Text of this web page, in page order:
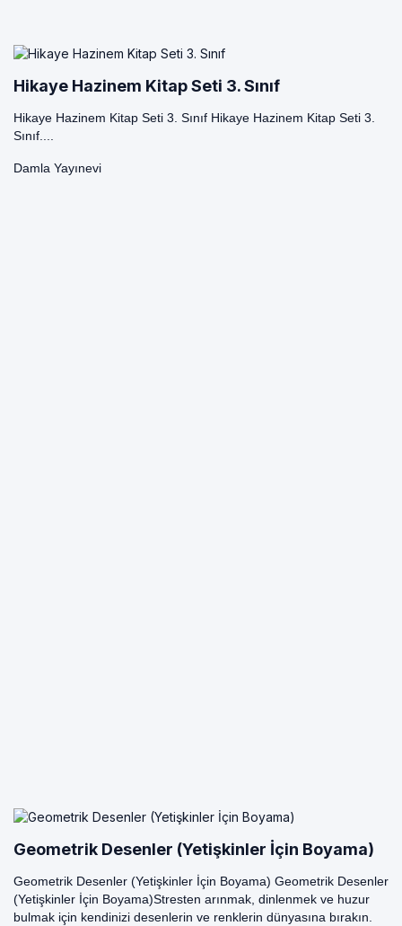
Hikaye Hazinem Kitap Seti 3. Sınıf
Hikaye Hazinem Kitap Seti 3. Sınıf Hikaye Hazinem Kitap Seti 3.
Sınıf....
Damla Yayınevi
Geometrik Desenler (Yetişkinler İçin Boyama)
Geometrik Desenler (Yetişkinler İçin Boyama) Geometrik Desenler
(Yetişkinler İçin Boyama)Stresten arınmak, dinlenmek ve huzur
bulmak için kendinizi desenlerin ve renklerin dünyasına bırakın.